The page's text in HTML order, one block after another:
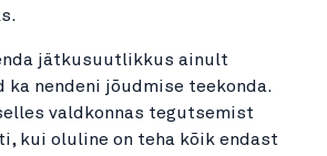
jätkusuutlikkus ainult
ka nendeni jõudmise teekonda.
valdkonnas tegutsemist
kui oluline on teha kõik endast